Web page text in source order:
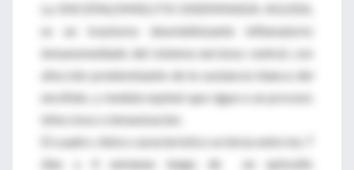
La ENCEFALOMIELITIS DISEMINADA AGUDA,
es un trastorno desmielinizante inflamatorio
inmunomediado del sistema nervioso central, con
afección predominante de la sustancia blanca del
encéfalo, y medula espinal que sigue a un proceso
infeccioso o inmunización.
El cuadro clínico característico se inicia entre los 7
días y 4 semanas luego de un episodio